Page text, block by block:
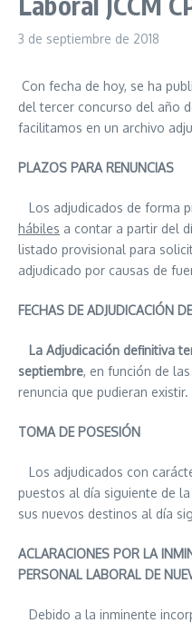
3 de septiembre de 2018
Con fecha de hoy, se ha
del tercer concurso del año
facilitamos en un archivo
PLAZOS PARA RENUNCIAS
Los adjudicados de forma
hábiles a contar a partir del
listado provisional para
adjudicado por causas de
FECHAS DE ADJUDICACIÓN
La Adjudicación definitiva
septiembre, en función de
renuncia que pudieran existir.
TOMA DE POSESIÓN
Los adjudicados con
puestos al día siguiente de
sus nuevos destinos al día
ACLARACIONES POR LA
PERSONAL LABORAL DE
Debido a la inminente